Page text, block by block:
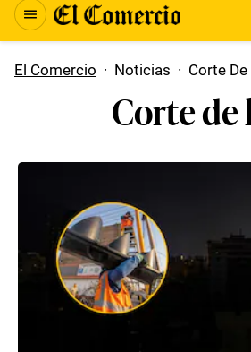
El Comercio · Noticias · Corte De
Corte de